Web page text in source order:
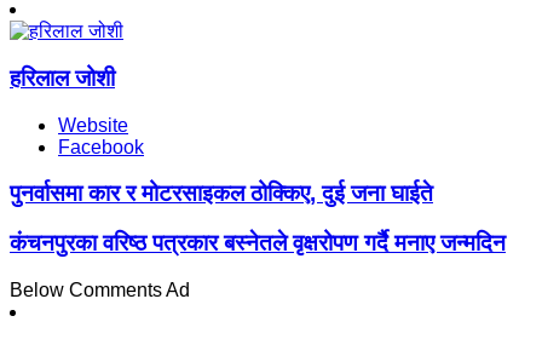
हरिलाल जोशी
Website
Facebook
पुनर्वासमा कार र मोटरसाइकल ठोक्किए, दुई जना घाईते
कंचनपुरका वरिष्ठ पत्रकार बस्नेतले वृक्षरोपण गर्दै मनाए जन्मदिन
Below Comments Ad